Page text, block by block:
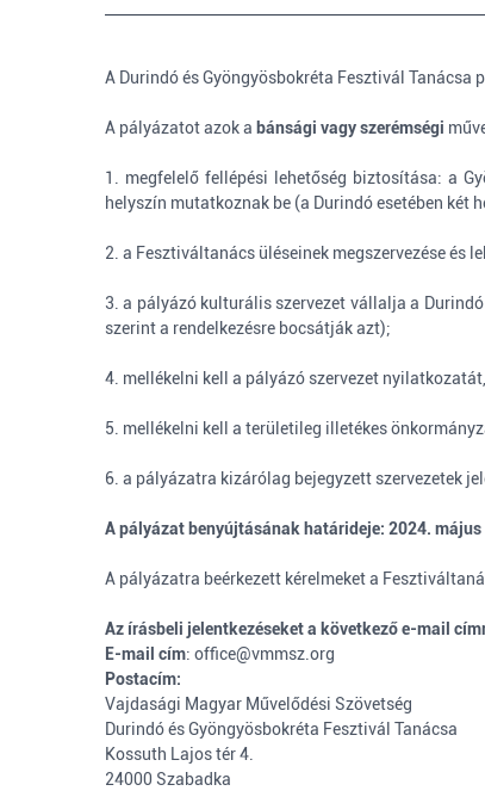
A Durindó és Gyöngyösbokréta Fesztivál Tanácsa
A pályázatot azok a bánsági vagy szerémségi
1. megfelelő fellépési lehetőség biztosítása: a
helyszín mutatkoznak be (a Durindó esetében két
2. a Fesztiváltanács üléseinek megszervezése és
3. a pályázó kulturális szervezet vállalja a
szerint a rendelkezésre bocsátják azt);
4. mellékelni kell a pályázó szervezet
5. mellékelni kell a területileg illetékes
6. a pályázatra kizárólag bejegyzett szervezetek
A pályázat benyújtásának határideje: 2024. május
A pályázatra beérkezett kérelmeket a
Az írásbeli jelentkezéseket a következő e-mail
E-mail cím: office@vmmsz.org
Postacím:
Vajdasági Magyar Művelődési Szövetség
Durindó és Gyöngyösbokréta Fesztivál Tanácsa
Kossuth Lajos tér 4.
24000 Szabadka